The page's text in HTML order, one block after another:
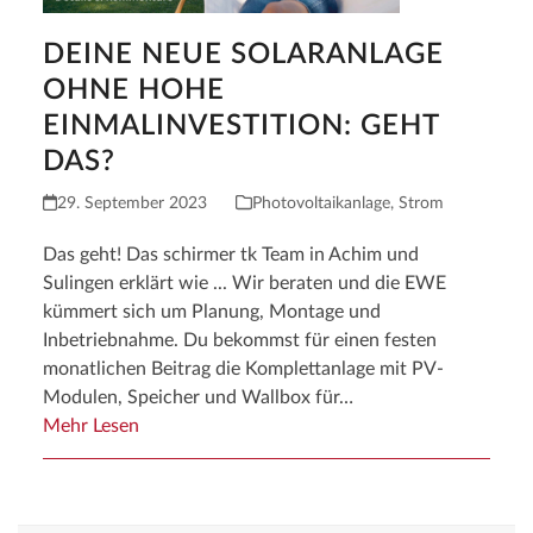
DEINE NEUE SOLARANLAGE
OHNE HOHE
EINMALINVESTITION: GEHT
DAS?
29. September 2023 Photovoltaikanlage,Strom
Das geht! Das schirmer tk Team in Achim und
Sulingen erklärt wie ... Wir beraten und die EWE
kümmert sich um Planung, Montage und
Inbetriebnahme. Du bekommst für einen festen
monatlichen Beitrag die Komplettanlage mit PV-
Modulen, Speicher und Wallbox für…
Mehr Lesen